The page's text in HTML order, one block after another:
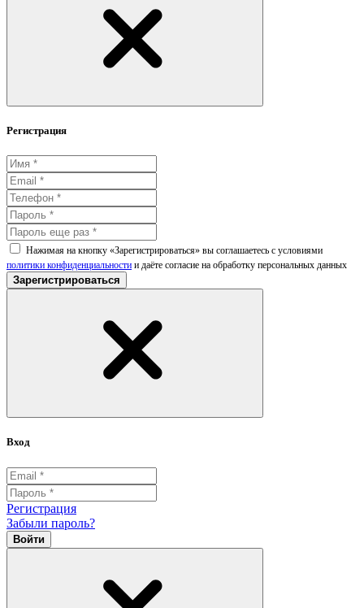
Регистрация
Нажимая на кнопку «Зарегистрироваться» вы соглашаетесь с условиями
политики конфиденциальности и даёте согласие на обработку персональных данных
Зарегистрироваться
Вход
Регистрация
Забыли пароль?
Войти